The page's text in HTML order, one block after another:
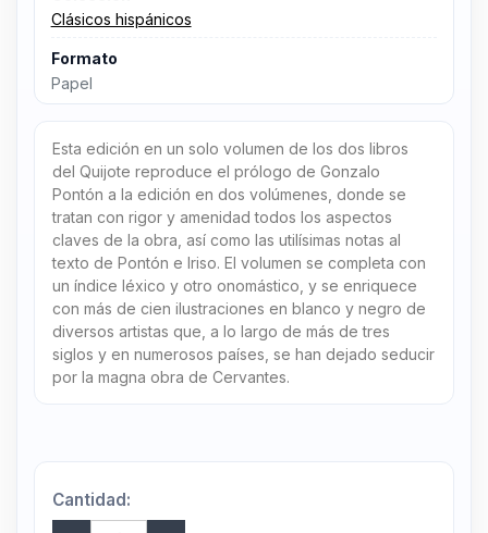
Clásicos hispánicos
Formato
Papel
Esta edición en un solo volumen de los dos libros
del Quijote reproduce el prólogo de Gonzalo
Pontón a la edición en dos volúmenes, donde se
tratan con rigor y amenidad todos los aspectos
claves de la obra, así como las utilísimas notas al
texto de Pontón e Iriso. El volumen se completa con
un índice léxico y otro onomástico, y se enriquece
con más de cien ilustraciones en blanco y negro de
diversos artistas que, a lo largo de más de tres
siglos y en numerosos países, se han dejado seducir
por la magna obra de Cervantes.
Cantidad: